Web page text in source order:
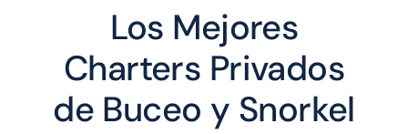
Los Mejores
Charters Privados
de Buceo y Snorkel